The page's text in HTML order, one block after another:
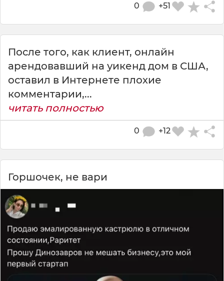
+51
0
После того, как клиент, онлайн
арендовавший на уикенд дом в США,
оставил в Интернете плохие
комментарии,...
читать полностью
+12
0
Горшочек, не вари